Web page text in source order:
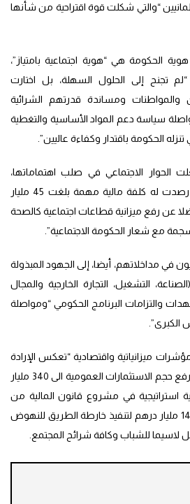
“والتي شكلت قوة اقتراحية من شأنها
الحكومة هي “هوية اجتماعية بامتياز”،
تجنح إلى الحلول السهلة، بل اختارت
ومساندة قدرتهم الشرائية
سياسة دعم المواد الأساسية والتغطية
الحكومة باقتدار وكفاءة عاليين”.
الحوار الاجتماعي في صلب اهتماماتها،
وعملت على مأسسته، كما رصدت له كلفة مالية مهمة بلغت 45 مليار
أفق سنة 2026، فضلا عن رفع ميزانية قطاعات اجتماعية كالصحة
مع شعار الحكومة الاجتماعية”.
في مداخلاتهم، أيضا، إلى الجهود المبذولة
التشغيل، التجارة الخارجية والمجال
والتزامات البرنامج الحكومي “ومواصلة
الكبرى”.
ميزانياتية واقتصادية “تعكس الإرادة
القوية للحكومة” ومن بينها رفع حجم الاستثمارات العمومية الى 340 مليار
استراتيجية في مشروع قانون المالية من
خلال رصد مبلغ مالي بقيمة 14 مليار درهم لتنفيذ خارطة الطريق للنهوض
لاسيما للشباب وكافة شرائح المجتمع.